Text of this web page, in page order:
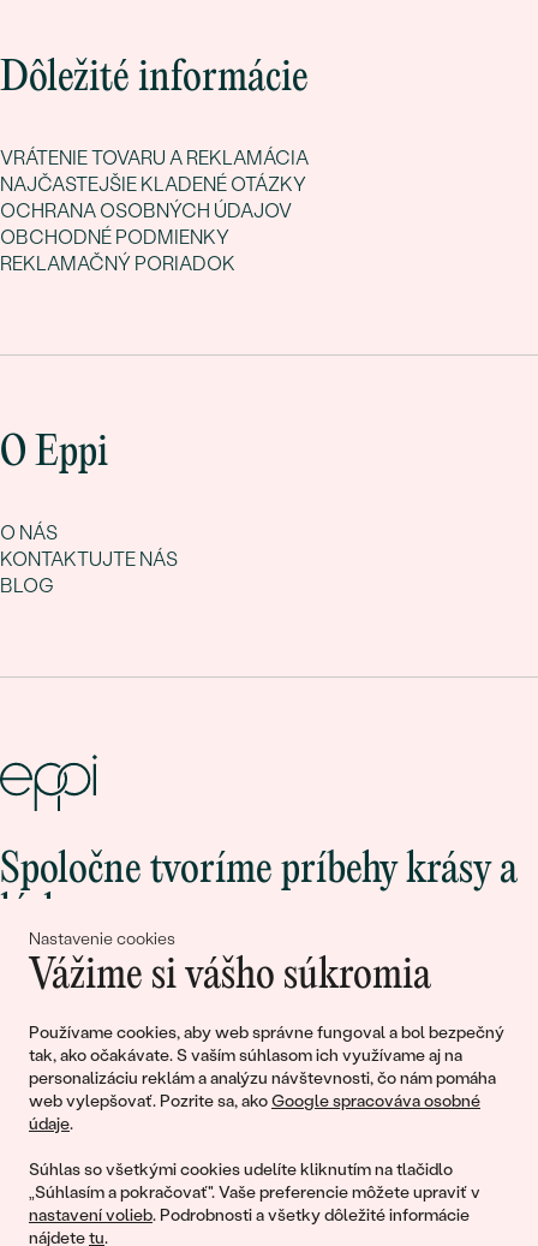
Nastavenie cookies
Vážime si vášho súkromia
Používame cookies, aby web správne fungoval a bol bezpečný
tak, ako očakávate. S vaším súhlasom ich využívame aj na
personalizáciu reklám a analýzu návštevnosti, čo nám pomáha
web vylepšovať. Pozrite sa, akoGoogle spracováva osobné
údaje.
Súhlas so všetkými cookies udelíte kliknutím na tlačidlo
„Súhlasím a pokračovať". Vaše preferencie môžete upraviť v
nastavení volieb. Podrobnosti a všetky dôležité informácie
nájdetetu.
Dôležité informácie
VRÁTENIE TOVARU A REKLAMÁCIA
NAJČASTEJŠIE KLADENÉ OTÁZKY
OCHRANA OSOBNÝCH ÚDAJOV
OBCHODNÉ PODMIENKY
REKLAMAČNÝ PORIADOK
O Eppi
O NÁS
KONTAKTUJTE NÁS
BLOG
Spoločne tvoríme príbehy krásy a
Pripojte sa k nám!
© 2011 - 2026, Eppi.sk